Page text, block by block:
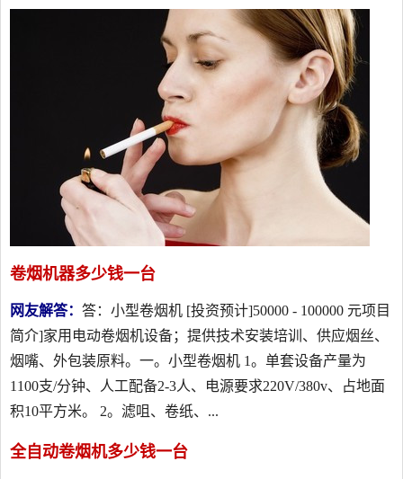
卷烟机器多少钱一台
网友解答： 答：小型卷烟机 [投资预计]50000 - 100000 元项目
简介]家用电动卷烟机设备；提供技术安装培训、供应烟丝、
烟嘴、外包装原料。一。小型卷烟机 1。单套设备产量为
1100支/分钟、人工配备2-3人、电源要求220V/380v、占地面
积10平方米。 2。滤咀、卷纸、...
全自动卷烟机多少钱一台